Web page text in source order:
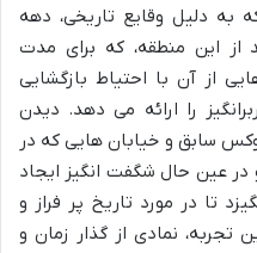
دلیل وقایع تاریخی، دهه
از این منطقه، که برای مدت
از آن با احتیاط بازگشایی
را ارائه می دهد. دیدن
سابق و خیابان هایی که در
عین حال شگفت انگیز ایجاد
تا در مورد تاریخ پر فراز و
تجربه، نمادی از گذار زمان و